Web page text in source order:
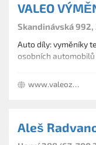
VALEO
Skandinávská 992,
Auto díly: vyměníky
osobních
www.valeozebrak.cz
Aleš